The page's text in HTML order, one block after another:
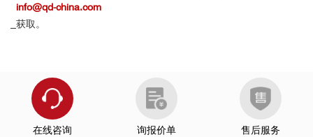
info@qd-china.com
获取。
在线咨询 询报价单 售后服务